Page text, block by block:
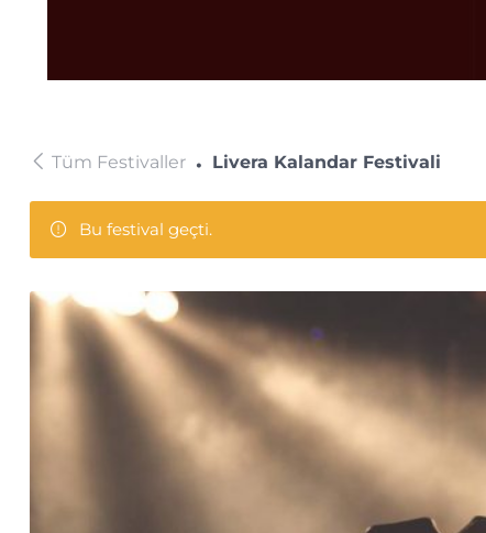
Tüm Festivaller Livera Kalandar Festivali
Bu festival geçti.